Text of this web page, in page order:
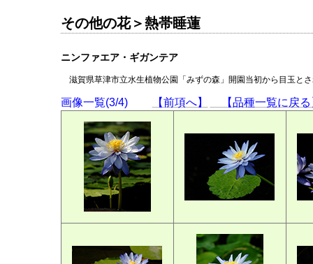
その他の花＞熱帯睡蓮
ニンファエア・ギガンテア
滋賀県草津市立水生植物公園「みずの森」開園当初から目玉
画像一覧(3/4) 【前項へ】 【品種一覧に戻